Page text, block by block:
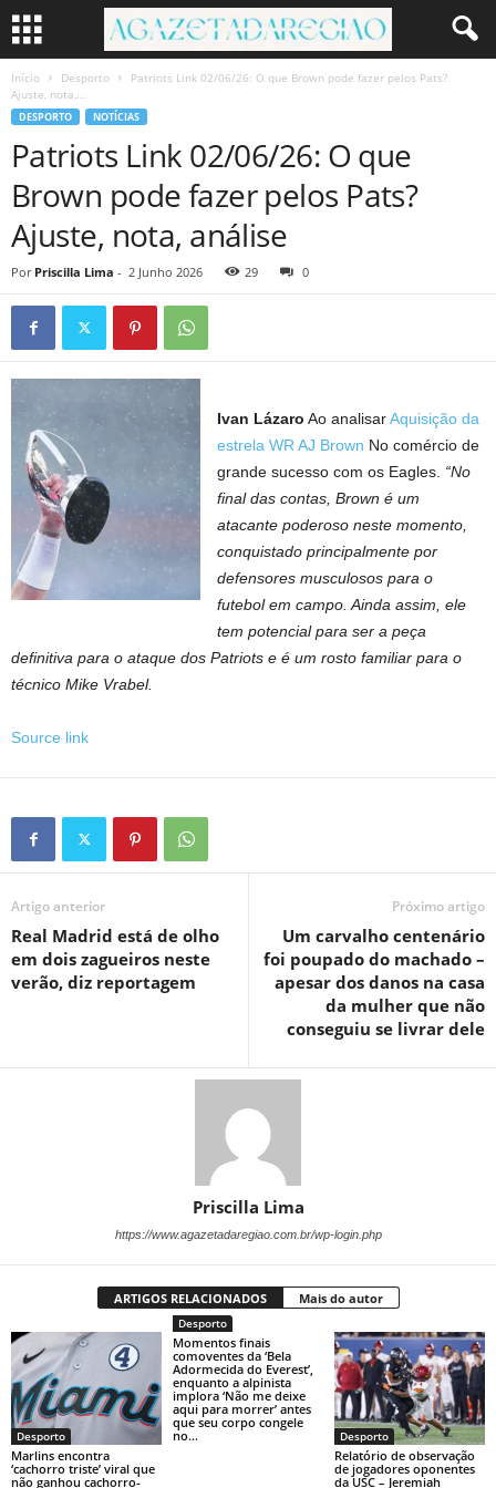
Início Desporto
Patriots Link 02/06/26: O que Brown pode fazer pelos Pats?
Ajuste, nota,...
DESPORTO NOTÍCIAS
Patriots Link 02/06/26: O que
Brown pode fazer pelos Pats?
Ajuste, nota, análise
Por Priscilla Lima - 2 Junho 2026 29 0
Ivan Lázaro Ao analisarAquisição da
estrela WR AJ Brown No comércio de
grande sucesso com os Eagles. “No
final das contas, Brown é um
atacante poderoso neste momento,
conquistado principalmente por
defensores musculosos para o
futebol em campo. Ainda assim, ele
tem potencial para ser a peça
definitiva para o ataque dos Patriots e é um rosto familiar para o
técnico Mike Vrabel.
Source link
Artigo anterior
Real Madrid está de olho
em dois zagueiros neste
verão, diz reportagem
Próximo artigo
Um carvalho centenário
foi poupado do machado –
apesar dos danos na casa
da mulher que não
conseguiu se livrar dele
Priscilla Lima
https://www.agazetadaregiao.com.br/wp-login.php
ARTIGOS RELACIONADOS Mais do autor
Desporto
Marlins encontra
‘cachorro triste’ viral que
não ganhou cachorro-
Desporto
Momentos finais
comoventes da ‘Bela
Adormecida do Everest’,
enquanto a alpinista
implora ‘Não me deixe
aqui para morrer’ antes
que seu corpo congele
no...
Desporto
Relatório de observação
de jogadores oponentes
da USC – Jeremiah